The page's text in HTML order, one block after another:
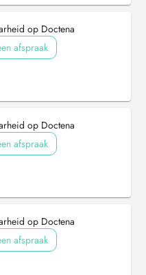
op Doctena
afspraak
op Doctena
afspraak
op Doctena
afspraak